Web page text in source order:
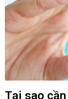
Tại sao